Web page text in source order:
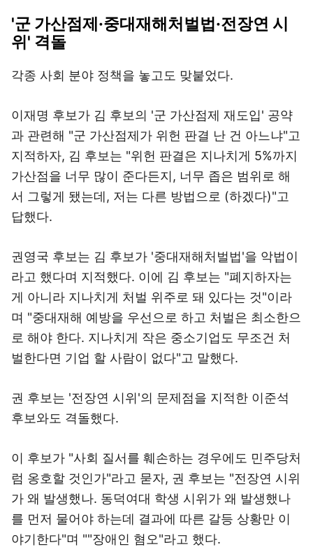
'군 가산점제·중대재해처벌법·전장연 시
위' 격돌
각종 사회 분야 정책을 놓고도 맞붙었다.
이재명 후보가 김 후보의 '군 가산점제 재도입' 공약
과 관련해 "군 가산점제가 위헌 판결 난 건 아느냐"고
지적하자, 김 후보는 "위헌 판결은 지나치게 5%까지
가산점을 너무 많이 준다든지, 너무 좁은 범위로 해
서 그렇게 됐는데, 저는 다른 방법으로 (하겠다)"고
답했다.
권영국 후보는 김 후보가 '중대재해처벌법'을 악법이
라고 했다며 지적했다. 이에 김 후보는 "폐지하자는
게 아니라 지나치게 처벌 위주로 돼 있다는 것"이라
며 "중대재해 예방을 우선으로 하고 처벌은 최소한으
로 해야 한다. 지나치게 작은 중소기업도 무조건 처
벌한다면 기업 할 사람이 없다"고 말했다.
권 후보는 '전장연 시위'의 문제점을 지적한 이준석
후보와도 격돌했다.
이 후보가 "사회 질서를 훼손하는 경우에도 민주당처
럼 옹호할 것인가"라고 묻자, 권 후보는 "전장연 시위
가 왜 발생했나. 동덕여대 학생 시위가 왜 발생했나
를 먼저 물어야 하는데 결과에 따른 갈등 상황만 이
야기한다"며 ""장애인 혐오"라고 했다.